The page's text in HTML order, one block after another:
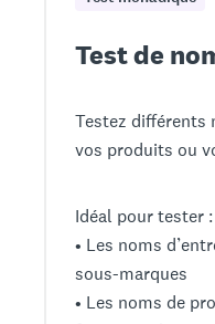
Test de
Testez différents
vos produits ou
Idéal pour tester :
• Les noms
sous-marques
• Les noms de